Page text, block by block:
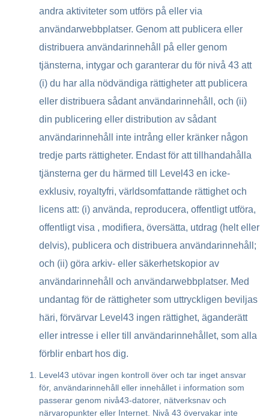
andra aktiviteter som utförs på eller via
användarwebbplatser. Genom att publicera eller
distribuera användarinnehåll på eller genom
tjänsterna, intygar och garanterar du för nivå 43 att
(i) du har alla nödvändiga rättigheter att publicera
eller distribuera sådant användarinnehåll, och (ii)
din publicering eller distribution av sådant
användarinnehåll inte intrång eller kränker någon
tredje parts rättigheter. Endast för att tillhandahålla
tjänsterna ger du härmed till Level43 en icke-
exklusiv, royaltyfri, världsomfattande rättighet och
licens att: (i) använda, reproducera, offentligt utföra,
offentligt visa , modifiera, översätta, utdrag (helt eller
delvis), publicera och distribuera användarinnehåll;
och (ii) göra arkiv- eller säkerhetskopior av
användarinnehåll och användarwebbplatser. Med
undantag för de rättigheter som uttryckligen beviljas
häri, förvärvar Level43 ingen rättighet, äganderätt
eller intresse i eller till användarinnehållet, som alla
förblir enbart hos dig.
Level43 utövar ingen kontroll över och tar inget ansvar
för, användarinnehåll eller innehållet i information som
passerar genom nivå43-datorer, nätverksnav och
närvaropunkter eller Internet. Nivå 43 övervakar inte